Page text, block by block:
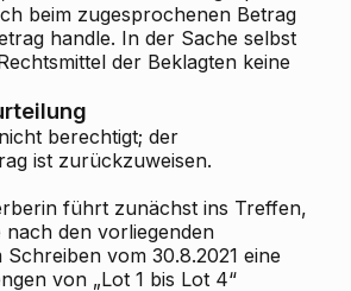
beim zugesprochenen Betrag
handle. In der Sache selbst
der Beklagten keine
berechtigt; der
ist zurückzuweisen.
führt zunächst ins Treffen,
nach den vorliegenden
Schreiben vom 30.8.2021 eine
von „Lot 1 bis Lot 4“